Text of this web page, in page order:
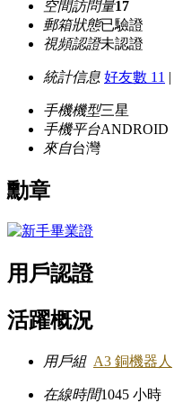
空間訪問量17
郵箱狀態已驗證
視頻認證未認證
統計信息 好友數 11 |
手機機型三星
手機平台ANDROID
來自台灣
勳章
用戶認證
活躍概況
用戶組 A3 銅機器人
在線時間1045 小時